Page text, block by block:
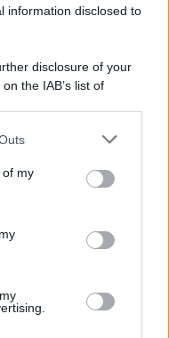
information disclosed to
disclosure of your
the IAB’s list of
by us to third parties
one or more Google
including but
You may click to
its third-party tags to
of my